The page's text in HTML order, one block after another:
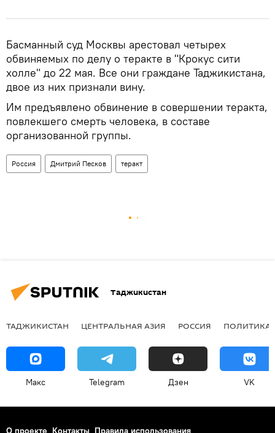
Басманный суд Москвы арестовал четырех
обвиняемых по делу о теракте в "Крокус сити
холле" до 22 мая. Все они граждане Таджикистана,
двое из них признали вину.
Им предъявлено обвинение в совершении теракта,
повлекшего смерть человека, в составе
организованной группы.
Россия Дмитрий Песков теракт
Таджикистан
ТАДЖИКИСТАН ЦЕНТРАЛЬНАЯ АЗИЯ РОССИЯ ПОЛИТИКА
Макс Telegram Дзен VK
О проекте Контакты Правила использования